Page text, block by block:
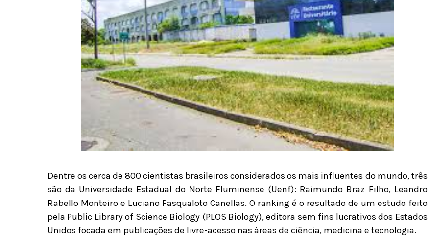
Dentre os cerca de 800 cientistas brasileiros considerados os mais influentes do mundo, três
são da Universidade Estadual do Norte Fluminense (Uenf): Raimundo Braz Filho, Leandro
Rabello Monteiro e Luciano Pasqualoto Canellas. O ranking é o resultado de um estudo feito
pela Public Library of Science Biology (PLOS Biology), editora sem fins lucrativos dos Estados
Unidos focada em publicações de livre-acesso nas áreas de ciência, medicina e tecnologia.